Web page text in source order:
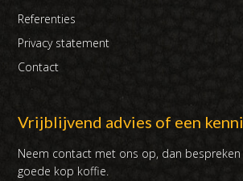
Referenties
Privacy statement
Contact
Vrijblijvend advies of een
Neem contact met ons op, dan
goede kop koffie.